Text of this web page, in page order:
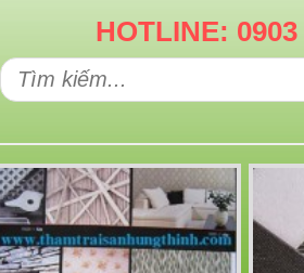
HOTLINE: 0903